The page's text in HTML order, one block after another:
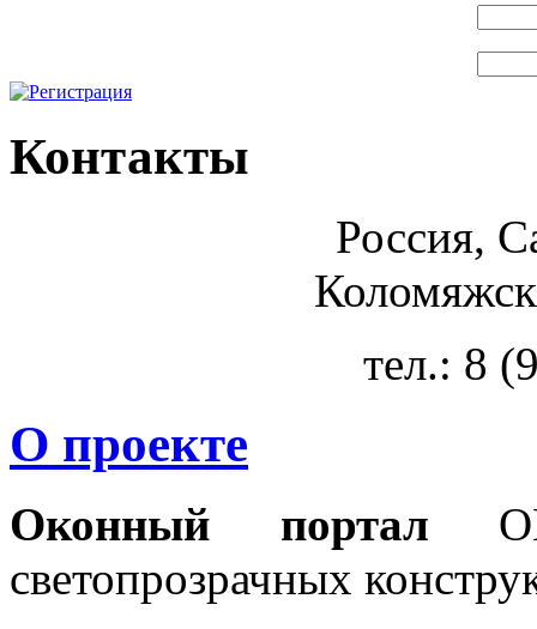
Контакты
Россия,
тел.: 8
О проекте
Оконный портал
светопрозрачных